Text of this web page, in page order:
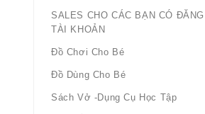
SALES CHO CÁC BẠN CÓ
TÀI KHOẢN
Đồ Chơi Cho Bé
Đồ Dùng Cho Bé
Sách Vở -dụng Cụ Học Tập